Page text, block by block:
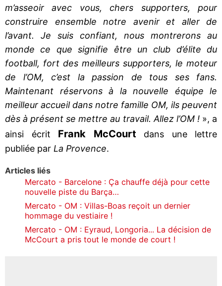
m’asseoir avec vous, chers supporters, pour
construire ensemble notre avenir et aller de
l’avant. Je suis confiant, nous montrerons au
monde ce que signifie être un club d’élite du
football, fort des meilleurs supporters, le moteur
de l’OM, c’est la passion de tous ses fans.
Maintenant réservons à la nouvelle équipe le
meilleur accueil dans notre famille OM, ils peuvent
dès à présent se mettre au travail. Allez l’OM !», a
ainsi écrit Frank McCourt dans une lettre
publiée par La Provence.
Articles liés
Mercato - Barcelone : Ça chauffe déjà pour cette
nouvelle piste du Barça…
Mercato - OM : Villas-Boas reçoit un dernier
hommage du vestiaire !
Mercato - OM : Eyraud, Longoria... La décision de
McCourt a pris tout le monde de court !